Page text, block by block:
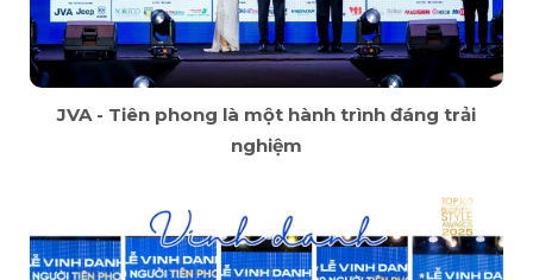
JVA - Tiên phong là một hành trình đáng trải
nghiệm